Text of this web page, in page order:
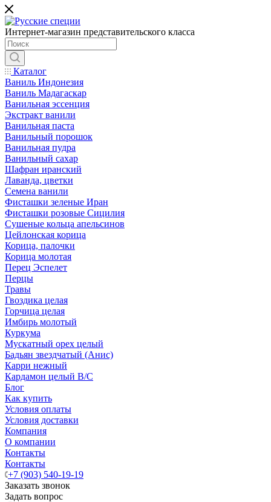
Интернет-магазин представительского класса
Каталог
Ваниль Индонезия
Ваниль Мадагаскар
Ванильная эссенция
Экстракт ванили
Ванильная паста
Ванильный порошок
Ванильная пудра
Ванильный сахар
Шафран иранский
Лаванда, цветки
Семена ванили
Фисташки зеленые Иран
Фисташки розовые Сицилия
Сушеные кольца апельсинов
Цейлонская корица
Корица, палочки
Корица молотая
Перец Эспелет
Перцы
Травы
Гвоздика целая
Горчица целая
Имбирь молотый
Куркума
Мускатный орех целый
Бадьян звездчатый (Анис)
Карри нежный
Кардамон целый В/С
Блог
Как купить
Условия оплаты
Условия доставки
Компания
О компании
Контакты
Контакты
+7 (903) 540-19-19
Заказать звонок
Задать вопрос